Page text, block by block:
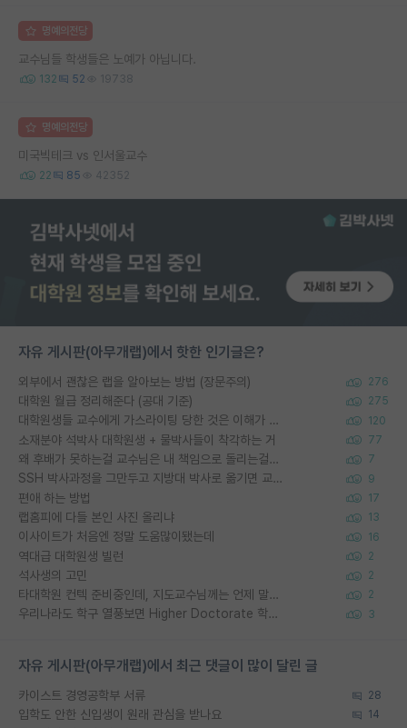
명예의전당
교수님들 학생들은 노예가 아닙니다.
132 52 19738
명예의전당
미국빅테크 vs 인서울교수
22 85 42352
자유 게시판(아무개랩)에서 핫한 인기글은?
외부에서 괜찮은 랩을 알아보는 방법 (장문주의) 276
대학원 월급 정리해준다 (공대 기준) 275
대학원생들 교수에게 가스라이팅 당한 것은 이해가 갑니다. 안타깝네요. 120
소재분야 석박사 대학원생 + 물박사들이 착각하는 거 77
왜 후배가 못하는걸 교수님은 내 책임으로 돌리는걸까요? 7
SSH 박사과정을 그만두고 지방대 박사로 옮기면 교수의 꿈은 끝일까요? 9
편애 하는 방법 17
랩홈피에 다들 본인 사진 올리냐 13
이사이트가 처음엔 정말 도움많이됐는데 16
역대급 대학원생 빌런 2
석사생의 고민 2
타대학원 컨텍 준비중인데, 지도교수님께는 언제 말씀드려야 할까요? 2
우리나라도 학구 열풍보면 Higher Doctorate 학위가 필요하다고 봅니다. 3
자유 게시판(아무개랩)에서 최근 댓글이 많이 달린 글
카이스트 경영공학부 서류 28
입학도 안한 신입생이 원래 관심을 받나요 14